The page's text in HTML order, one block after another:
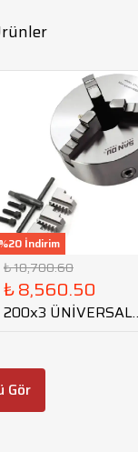
%20 İndirim
₺ 10,700.60
₺ 8,560.50
200x3 ÜNİVERSAL
Gör